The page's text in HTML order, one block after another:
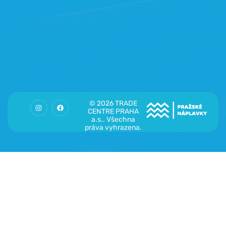
© 2026 TRADE
CENTRE PRAHA
a.s.. Všechna
práva vyhrazena.